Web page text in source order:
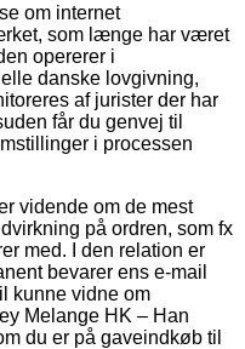
om internet
som længe har været
opererer i
danske lovgivning,
af jurister der har
får du genvej til
i processen
vidende om de mest
på ordren, som fx
med. I den relation er
bevarer ens e-mail
kunne vidne om
Melange HK – Han
du er på gaveindkøb til